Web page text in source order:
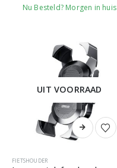
Nu Besteld? Morgen in huis
UIT VOORRAAD
FIETSHOUDER